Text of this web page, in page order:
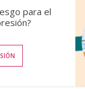
para el